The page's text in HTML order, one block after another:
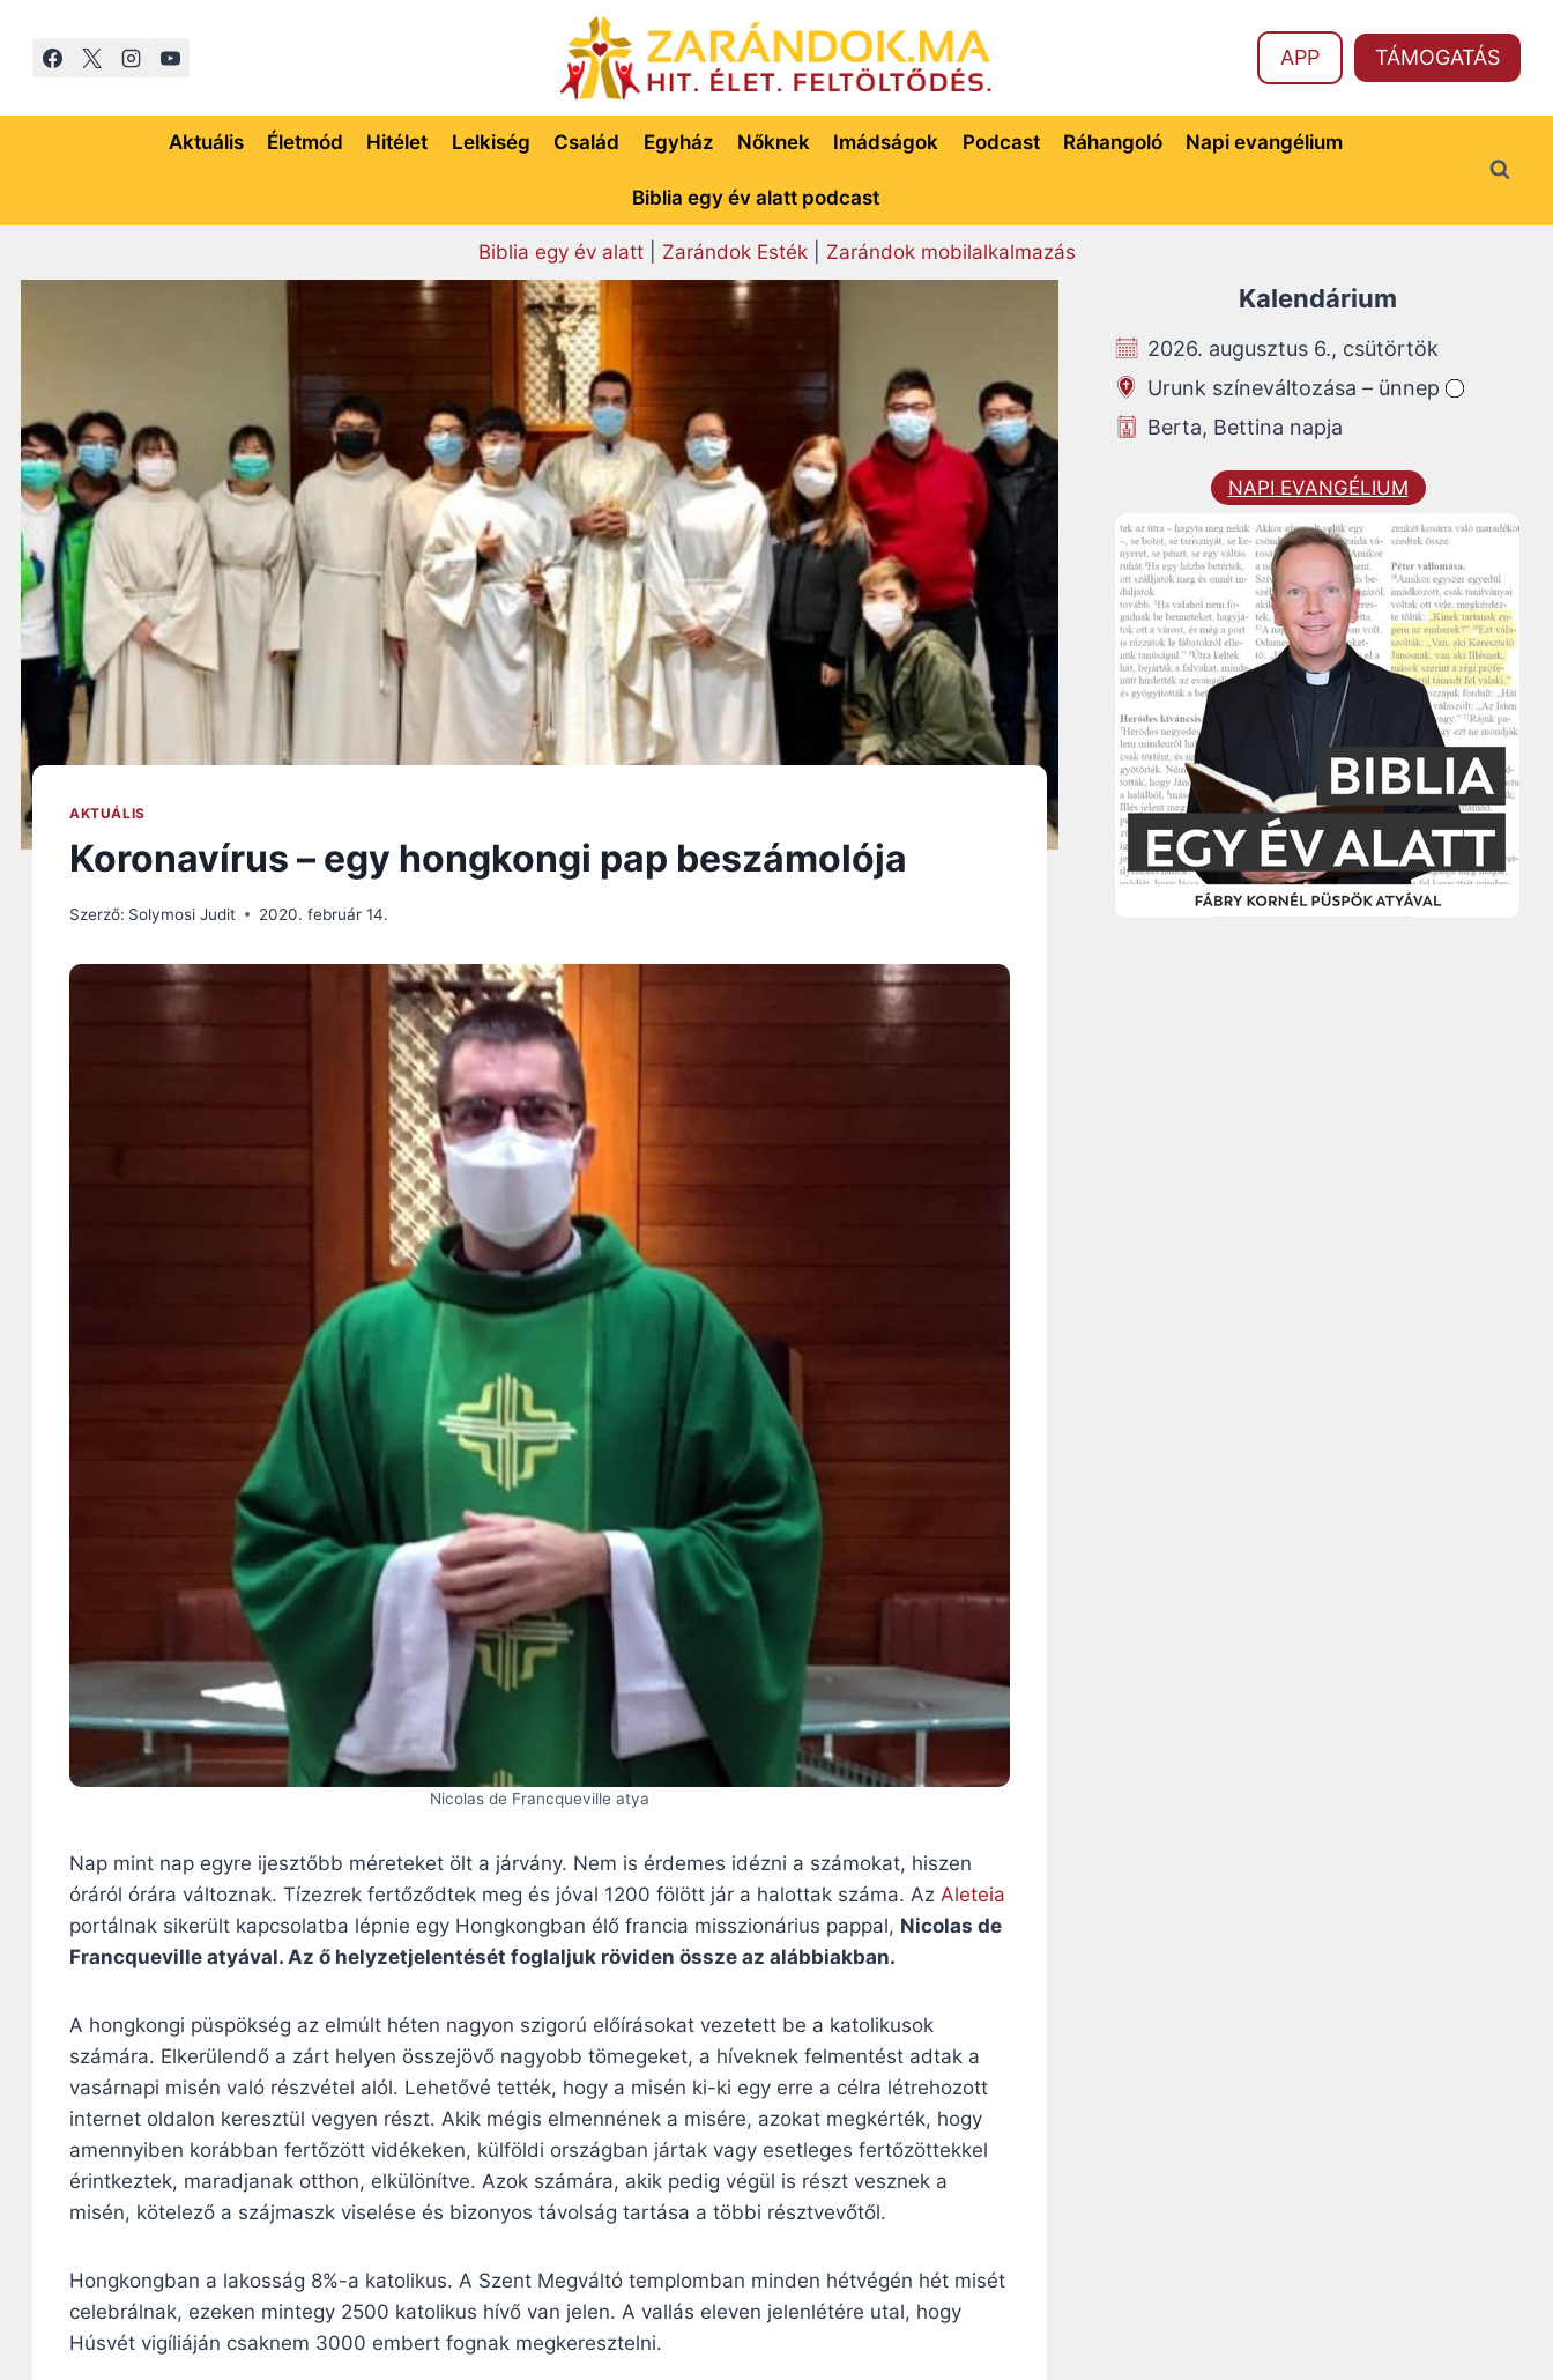
APP TÁMOGATÁS
Aktuális Életmód Hitélet Lelkiség Család Egyház Nőknek Imádságok Podcast Ráhangoló Napi evangélium
Biblia egy év alatt podcast
Biblia egy év alatt| Zarándok Esték| Zarándok mobilalkalmazás
AKTUÁLIS
Koronavírus – egy hongkongi pap beszámolója
Szerző: Solymosi Judit 2020. február 14.
Nicolas de Francqueville atya
Nap mint nap egyre ijesztőbb méreteket ölt a járvány. Nem is érdemes idézni a számokat, hiszen
óráról órára változnak. Tízezrek fertőződtek meg és jóval 1200 fölött jár a halottak száma. Az Aleteia
portálnak sikerült kapcsolatba lépnie egy Hongkongban élő francia misszionárius pappal, Nicolas de
Francqueville atyával. Az ő helyzetjelentését foglaljuk röviden össze az alábbiakban.
A hongkongi püspökség az elmúlt héten nagyon szigorú előírásokat vezetett be a katolikusok
számára. Elkerülendő a zárt helyen összejövő nagyobb tömegeket, a híveknek felmentést adtak a
vasárnapi misén való részvétel alól. Lehetővé tették, hogy a misén ki-ki egy erre a célra létrehozott
internet oldalon keresztül vegyen részt. Akik mégis elmennének a misére, azokat megkérték, hogy
amennyiben korábban fertőzött vidékeken, külföldi országban jártak vagy esetleges fertőzöttekkel
érintkeztek, maradjanak otthon, elkülönítve. Azok számára, akik pedig végül is részt vesznek a
misén, kötelező a szájmaszk viselése és bizonyos távolság tartása a többi résztvevőtől.
Hongkongban a lakosság 8%-a katolikus. A Szent Megváltó templomban minden hétvégén hét misét
celebrálnak, ezeken mintegy 2500 katolikus hívő van jelen. A vallás eleven jelenlétére utal, hogy
Húsvét vigíliáján csaknem 3000 embert fognak megkeresztelni.
Kalendárium
2026. augusztus 6., csütörtök
Urunk színeváltozása – ünnep
Berta, Bettina napja
NAPI EVANGÉLIUM